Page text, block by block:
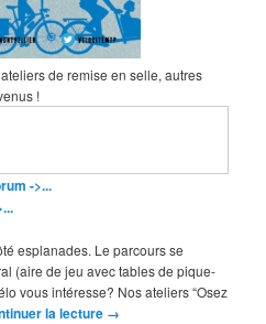
de remise en selle, autres
!
->...
esplanades. Le parcours se
(aire de jeu avec tables de pique-
vous intéresse? Nos ateliers “Osez
la lecture →